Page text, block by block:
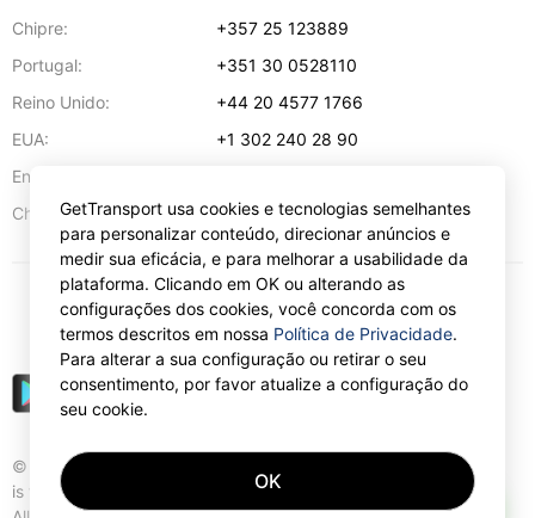
Chipre:
+357 25 123889
Portugal:
+351 30 0528110
Reino Unido:
+44 20 4577 1766
EUA:
+1 302 240 28 90
Endereço de e-mail:
Chipre:
57 Spyrou Kyprianou,Lárnaca 6051
© Gettransport International Limited. GetTransport®
is trademark of Gettransport International Limited.
EUR
GetTransport usa cookies e tecnologias semelhantes
para personalizar conteúdo, direcionar anúncios e
medir sua eficácia, e para melhorar a usabilidade da
plataforma. Clicando em OK ou alterando as
configurações dos cookies, você concorda com os
termos descritos em nossa Política de Privacidade.
Para alterar a sua configuração ou retirar o seu
consentimento, por favor atualize a configuração do
seu cookie.
OK
AI